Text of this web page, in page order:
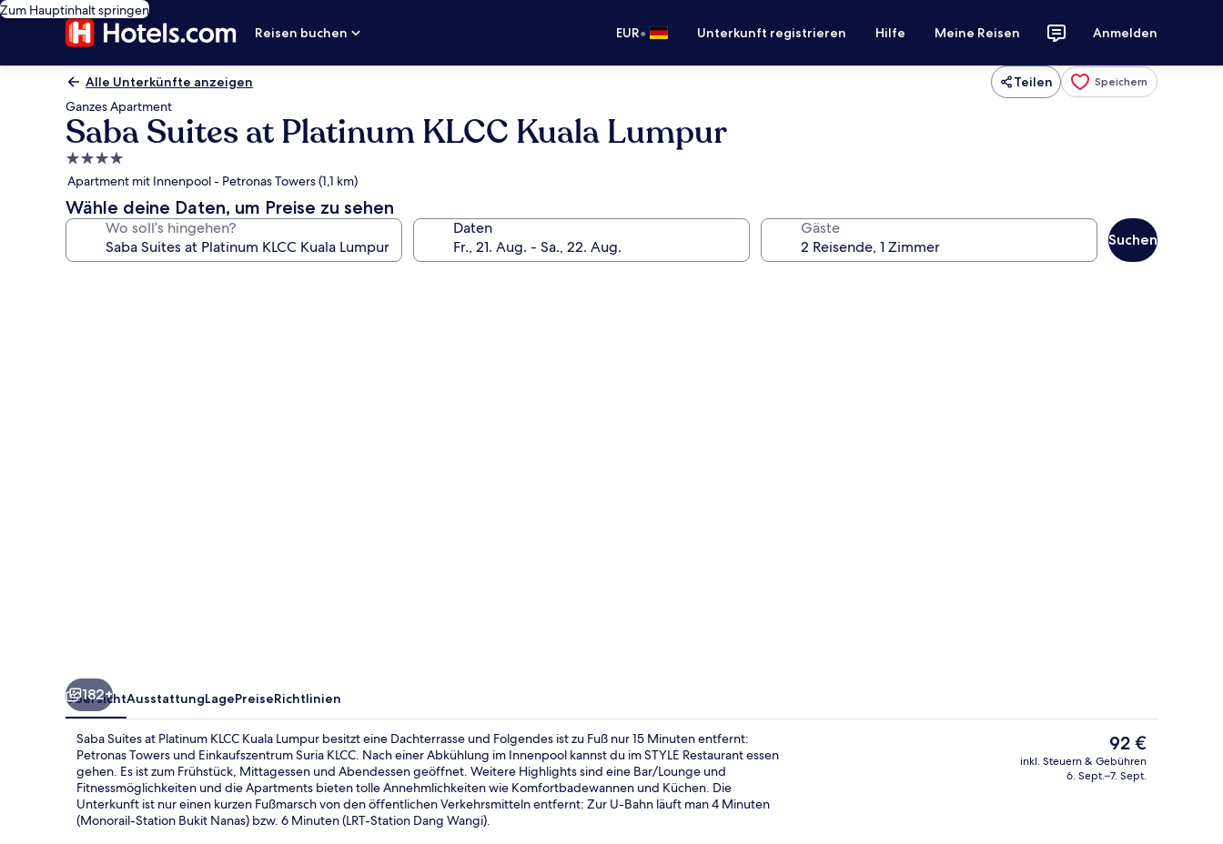
Zum Hauptinhalt springen
Reisen buchen
EUR• Unterkunft registrieren Hilfe Meine Reisen Anmelden
Alle Unterkünfte anzeigen Teilen Speichern
Ganzes Apartment
Saba Suites at Platinum KLCC Kuala Lumpur
4.0-
Sterne-
Unterkunft
Apartment mit Innenpool - Petronas Towers (1,1 km)
Wähle deine Daten, um Preise zu sehen
Wo soll’s hingehen? Daten Gäste
Suchen
Blick von der Unterkunft
182+
ÜbersichtAusstattungLagePreiseRichtlinien
Saba Suites at Platinum KLCC Kuala Lumpur besitzt eine Dachterrasse und Folgendes ist zu Fuß nur 15 Minuten entfernt:
Petronas Towers und Einkaufszentrum Suria KLCC. Nach einer Abkühlung im Innenpool kannst du im STYLE Restaurant essen
gehen. Es ist zum Frühstück, Mittagessen und Abendessen geöffnet. Weitere Highlights sind eine Bar/Lounge und
Fitnessmöglichkeiten und die Apartments bieten tolle Annehmlichkeiten wie Komfortbadewannen und Küchen. Die
Unterkunft ist nur einen kurzen Fußmarsch von den öffentlichen Verkehrsmitteln entfernt: Zur U-Bahn läuft man 4 Minuten
(Monorail-Station Bukit Nanas) bzw. 6 Minuten (LRT-Station Dang Wangi).
Der
aktuelle
Preis
92 €
inkl. Steuern & Gebühren
6. Sept.–7. Sept.